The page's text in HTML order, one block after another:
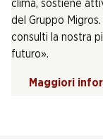
clima, sostiene
del Gruppo
consulti la nostra
futuro».
Maggiori